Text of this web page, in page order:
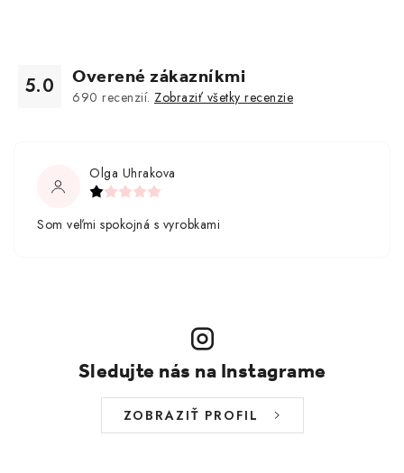
5.0 Overené zákazníkmi
690 recenzií. Zobraziť všetky recenzie
Olga Uhrakova
Som veľmi spokojná s vyrobkami
Sledujte nás na Instagrame
ZOBRAZIŤ PROFIL